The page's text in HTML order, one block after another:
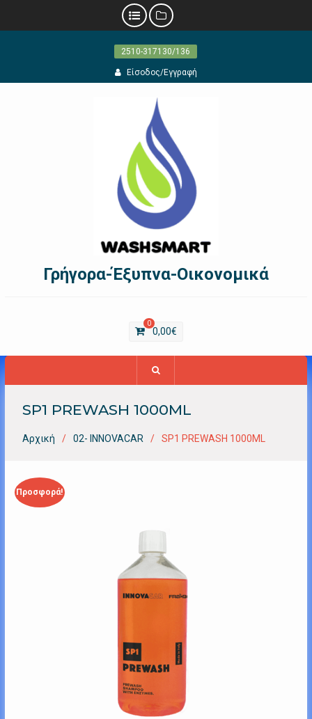
2510-317130/136
Είσοδος/Εγγραφή
Γρήγορα-Έξυπνα-Οικονομικά
0
0,00€
SP1 PREWASH 1000ML
Αρχική 02- INNOVACAR SP1 PREWASH 1000ML
Προσφορά!